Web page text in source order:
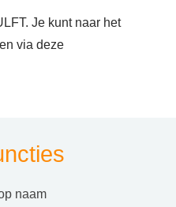
Je kunt naar het
via deze
naam